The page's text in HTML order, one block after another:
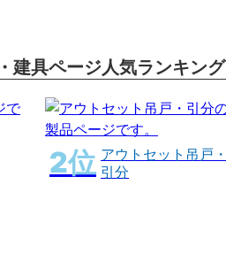
建具ページ人気ランキング
アウトセット吊戸・
引分